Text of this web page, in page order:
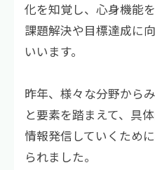
化を知覚し、心身機能
課題解決や目標達成に
いいます。
昨年、様々な分野から
と要素を踏まえて、具
情報発信していくため
られました。